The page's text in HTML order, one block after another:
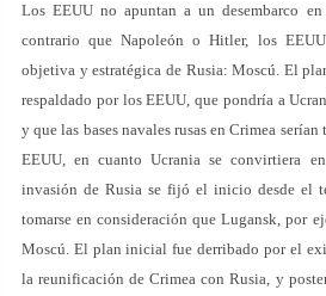
Los EEUU no apuntan a un desembarco
contrario que Napoleón o Hitler, los
objetiva y estratégica de Rusia: Moscú. El
respaldado por los EEUU, que pondría a
y que las bases navales rusas en Crimea
EEUU, en cuanto Ucrania se convirtiera
invasión de Rusia se fijó el inicio desde el
tomarse en consideración que Lugansk, por
Moscú. El plan inicial fue derribado por el
la reunificación de Crimea con Rusia, y